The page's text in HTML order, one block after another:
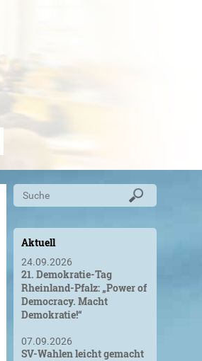
Aktuell
24.09.2026
21. Demokratie-Tag
Rheinland-Pfalz: „Power of
Democracy. Macht
Demokratie!“
07.09.2026
SV-Wahlen leicht gemacht